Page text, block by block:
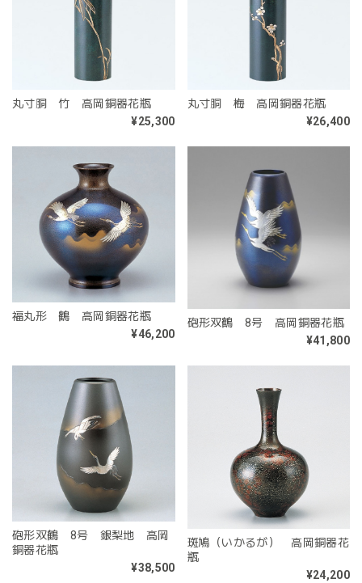
丸寸胴 竹 高岡銅器花瓶
¥25,300
丸寸胴 梅 高岡銅器花瓶
¥26,400
福丸形 鶴 高岡銅器花瓶
¥46,200
砲形双鶴 8号 高岡銅器花瓶
¥41,800
砲形双鶴 8号 銀梨地 高岡
銅器花瓶
¥38,500
斑鳩（いかるが） 高岡銅器花
瓶
¥24,200